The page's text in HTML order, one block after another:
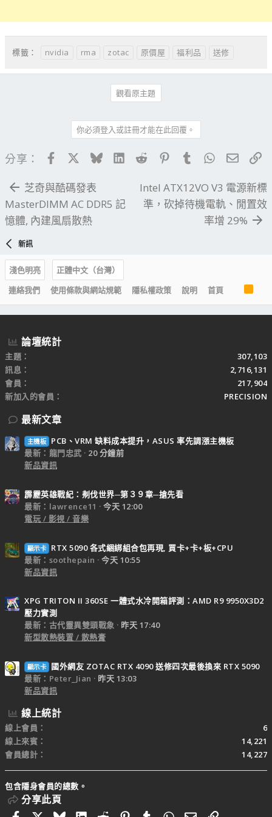
標籤： nvidia rma zotac 原價屋 福利品 送修
觀看原主題
你必須登入或註冊才能在此回覆。
分享： FacebookBlueskyLinkedIn
Reddit PinterestTumblrWhatsApp
電子
芝奇與酷碼發表
MasterDIMM AC DDR5 記
憶體, 內建風扇散熱
Intel ATX12VO V3 電源新標
準，砍掉待機電軌、閒置效
率增 29%
新訊
淺色明亮
正體中文（台灣）
連絡我們
使用條款與網站規範 隱私權政策 說明 首頁
R
S
S
論壇統計
主題
307,103
訊息
2,716,131
會員
217,904
新加入的會員
PRECISION
最新文章
主機板
PCB、VRM 缺料成本提升，ASUS 率先調漲主機板
最新：龍門忠武
20 分鐘前
新品資訊
霹靂英雄戰紀：刜伐世界─第３９章─搶先看
最新：lawrence11
今天 12:00
電玩 / 影視 / 音樂
顯示卡
RTX 5090 各式綑綁組合包再現, 買卡+卡+板+CPU
最新：soothepain
今天 10:55
新品資訊
XPG TRITON II 360SE 一體式水冷開箱評測：AMD R9 9950X3D2
壓力實測
最新：古代靈異雙頭戰象
昨天 17:40
新型散熱裝置 / 散熱膏
顯示卡
國外網友 ZOTAC RTX 4090 送修四次最後換來 RTX 5090
最新：Peter_Jian
昨天 13:03
新品資訊
線上統計
線上會員
6
線上來賓
14,221
會員總計
14,227
包含隱身會員的總數。
分享此頁